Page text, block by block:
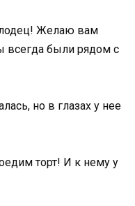
Желаю вам
всегда были рядом с
но в глазах у нее
торт! И к нему у